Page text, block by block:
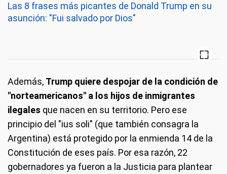
Las 8 frases más picantes de Donald Trump en su
asunción: "Fui salvado por Dios"
Además, Trump quiere despojar de la condición de
"norteamericanos" a los hijos de inmigrantes
ilegales que nacen en su territorio. Pero ese
principio del "ius soli" (que también consagra la
Argentina) está protegido por la enmienda 14 de la
Constitución de eses país. Por esa razón, 22
gobernadores ya fueron a la Justicia para plantear